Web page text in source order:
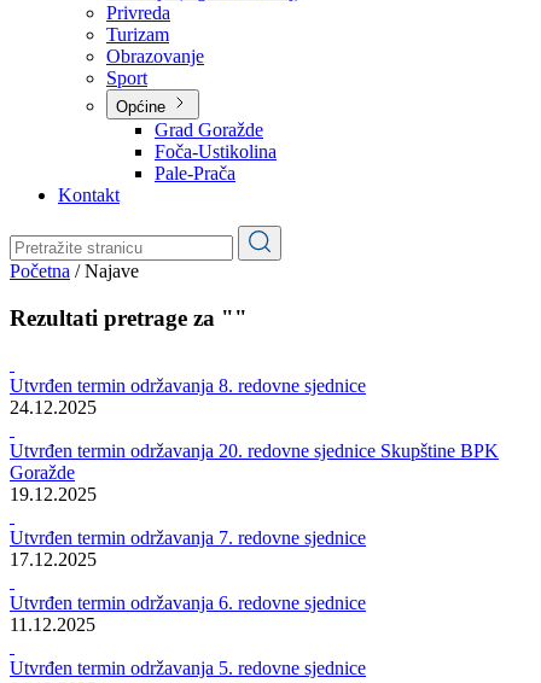
O kantonu
Simboli kantona (Grb, zastava)
Historija (digitalni muzej)
Privreda
Turizam
Obrazovanje
Općine
Pale-Prača
Kontakt
Najave
Rezultati pretrage za ""